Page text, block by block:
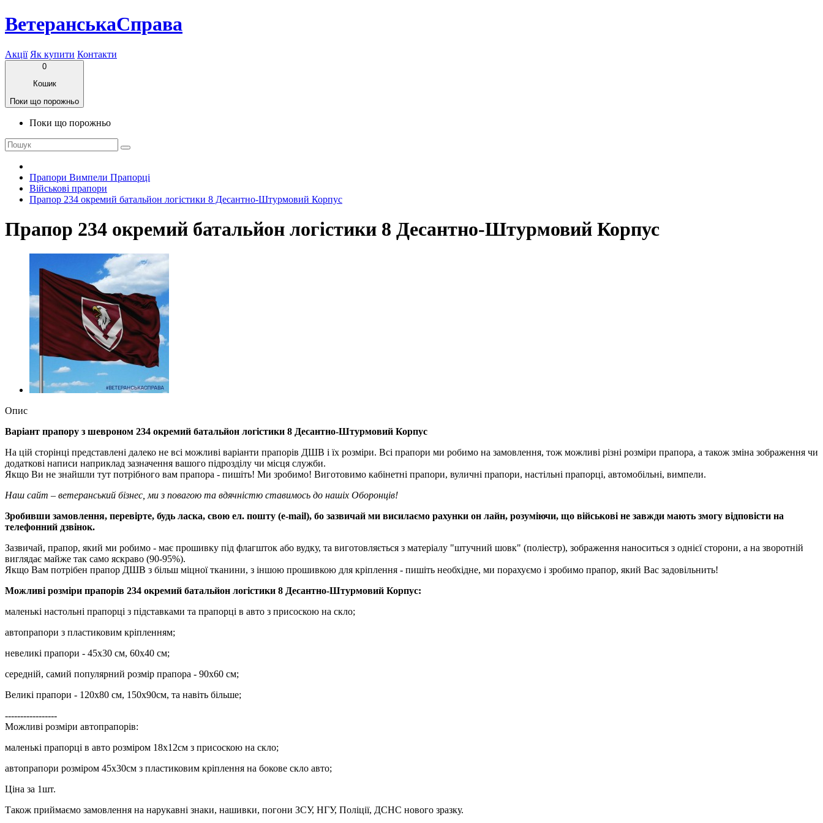
ВетеранськаСправа
Акції Як купити Контакти
0
Кошик
Поки що порожньо
Поки що порожньо
Прапори Вимпели Прапорці
Військові прапори
Прапор 234 окремий батальйон логістики 8 Десантно-Штурмовий Корпус
Прапор 234 окремий батальйон логістики 8 Десантно-Штурмовий Корпус
Опис
Варіант прапору з шевроном 234 окремий батальйон логістики 8 Десантно-Штурмовий Корпус
На цій сторінці представлені далеко не всі можливі варіанти прапорів ДШВ і їх розміри. Всі прапори ми робимо на замовлення, тож можливі різні розміри прапора, а також зміна зображення чи
додаткові написи наприклад зазначення вашого підрозділу чи місця служби.
Якщо Ви не знайшли тут потрібного вам прапора - пишіть! Ми зробимо! Виготовимо кабінетні прапори, вуличні прапори, настільні прапорці, автомобільні, вимпели.
Наш сайт – ветеранський бізнес, ми з повагою та вдячністю ставимось до нашіх Оборонців!
Зробивши замовлення, перевірте, будь ласка, свою ел. пошту (e-mail), бо зазвичай ми висилаємо рахунки он лайн, розуміючи, що військові не завжди мають змогу відповісти на
телефонний дзвінок.
Зазвичай, прапор, який ми робимо - має прошивку під флагшток або вудку, та виготовляється з матеріалу "штучний шовк" (поліестр), зображення наноситься з однієї сторони, а на зворотній
виглядає майже так само яскраво (90-95%).
Якщо Вам потрібен прапор ДШВ з більш міцної тканини, з іншою прошивкою для кріплення - пишіть необхідне, ми порахуємо і зробимо прапор, який Вас задовільнить!
Можливі розміри прапорів 234 окремий батальйон логістики 8 Десантно-Штурмовий Корпус:
маленькі настольні прапорці з підставками та прапорці в авто з присоскою на скло;
автопрапори з пластиковим кріпленням;
невеликі прапори - 45х30 см, 60х40 см;
середній, самий популярний розмір прапора - 90х60 см;
Великі прапори - 120х80 см, 150х90см, та навіть більше;
-----------------
Можливі розміри автопрапорів:
маленькі прапорці в авто розміром 18х12см з присоскою на скло;
автопрапори розміром 45х30см з пластиковим кріплення на бокове скло авто;
Ціна за 1шт.
Також приймаємо замовлення на нарукавні знаки, нашивки, погони ЗСУ, НГУ, Поліції, ДСНС нового зразку.